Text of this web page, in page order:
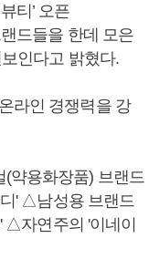
티’ 오픈
드들을 한데 모은
인다고 밝혔다.
라인 경쟁력을 강
약용화장품) 브랜드
' △남성용 브랜드
△자연주의 '이네이